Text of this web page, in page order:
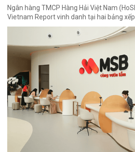
Ngân hàng TMCP Hàng Hải Việt Nam
Vietnam Report vinh danh tại hai bảng